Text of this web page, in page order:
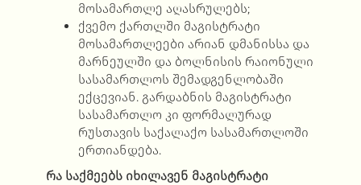
მოსამართლე აღასრულებს;
ქვემო ქართლში მაგისტრატი
მოსამართლეები არიან დმანისსა და
მარნეულში და ბოლნისის რაიონული
სასამართლოს შემადგენლობაში
ექცევიან. გარდაბნის მაგისტრატი
სასამართლო კი ფორმალურად
რუსთავის საქალაქო სასამართლოში
ერთიანდება.
რა საქმეებს იხილავენ მაგისტრატი